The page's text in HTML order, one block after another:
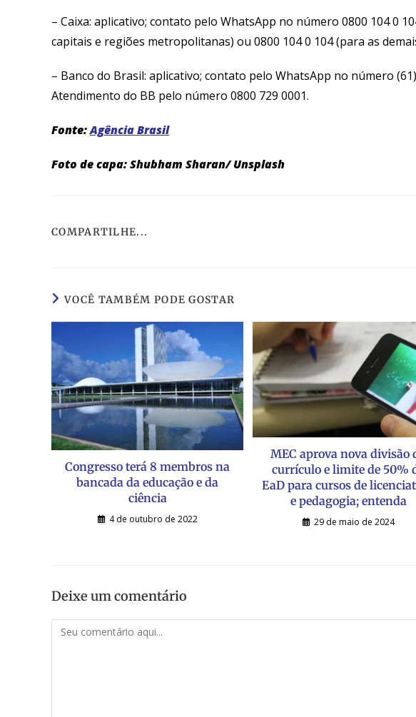
– Caixa: aplicativo; contato pelo WhatsApp no número 0800 104 0
capitais e regiões metropolitanas) ou 0800 104 0 104 (para as
– Banco do Brasil: aplicativo; contato pelo WhatsApp no número
Atendimento do BB pelo número 0800 729 0001.
Fonte:Agência Brasil
Foto de capa: Shubham Sharan/ Unsplash
COMPARTILHE...
VOCÊ TAMBÉM PODE GOSTAR
Congresso terá 8 membros na
bancada da educação e da
ciência
4 de outubro de 2022
MEC aprova nova divisão
currículo e limite de 50%
EaD para cursos de
e pedagogia; entenda
29 de maio de 2024
Deixe um comentário